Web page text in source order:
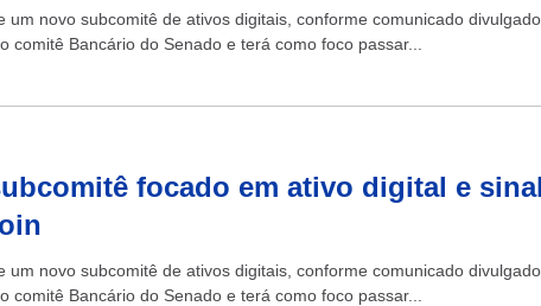
um novo subcomitê de ativos digitais, conforme comunicado
Bancário do Senado e terá como foco passar...
focado em ativo digital e
um novo subcomitê de ativos digitais, conforme comunicado
Bancário do Senado e terá como foco passar...